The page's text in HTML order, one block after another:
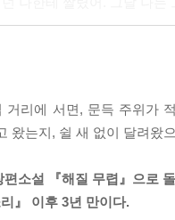
스스로 삶을 마감했다고
아이의 이름을 민우라고 지
고 새로운 주택 부지를
거리에 서면, 문득 주위가
왔는지, 쉴 새 없이 달려왔
소설 『해질 무렵』으로
』 이후 3년 만이다.